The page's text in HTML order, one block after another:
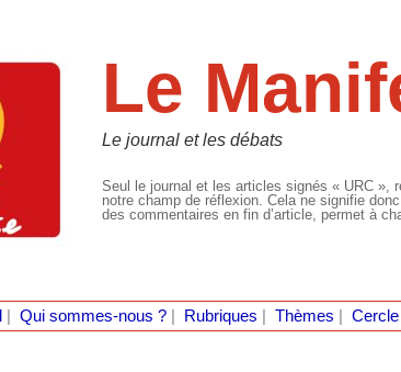
Le
Le journal et les débats
Seul le journal et les articles signés « URC »,
notre champ de réflexion. Cela ne signifie
des commentaires en fin d’article, permet à
Qui sommes-nous ?| Rubriques Thèmes